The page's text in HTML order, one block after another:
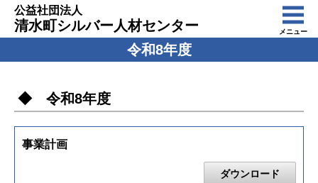
公益社団法人
清水町シルバー人材センター メニュー
令和8年度
◆ 令和8年度
事業計画
ダウンロード